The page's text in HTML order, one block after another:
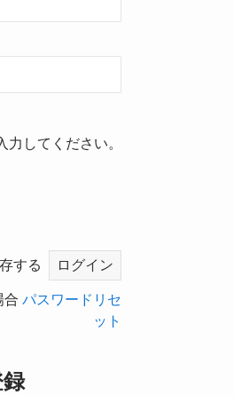
力してください。
する
合 パスワードリセ
ット